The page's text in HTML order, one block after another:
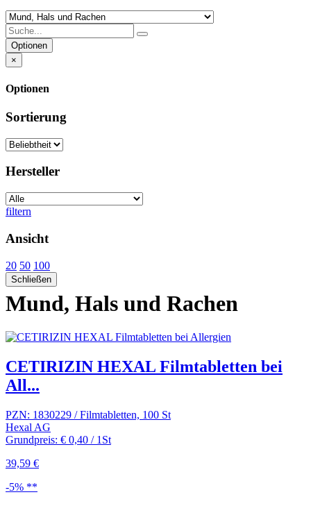
Optionen
×
Optionen
Sortierung
Hersteller
filtern
Ansicht
20 50 100
Schließen
Mund, Hals und Rachen
CETIRIZIN HEXAL Filmtabletten bei
All...
PZN: 1830229 / Filmtabletten, 100 St
Hexal AG
Grundpreis: € 0,40 / 1St
39,59 €
-5% **